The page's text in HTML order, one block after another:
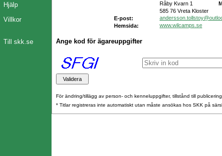
Hjälp
Villkor
Till skk.se
Råby Kvarn 1
585 76 Vreta Kloster
E-post:
Hemsida:
www.wilcamps.se
Ange kod för ägareuppgifter
För ändring/tillägg av person- och kenneluppgifter, tillstånd till
* Titlar registreras inte automatiskt utan måste ansökas hos SKK på